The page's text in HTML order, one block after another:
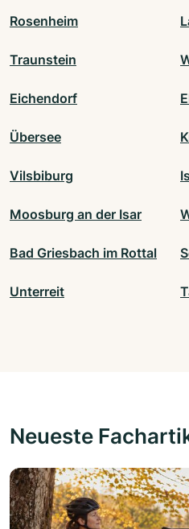
Rosenheim
Traunstein
Eichendorf
Übersee
Vilsbiburg
Moosburg an der Isar
Bad Griesbach im Rottal
Unterreit
Neueste